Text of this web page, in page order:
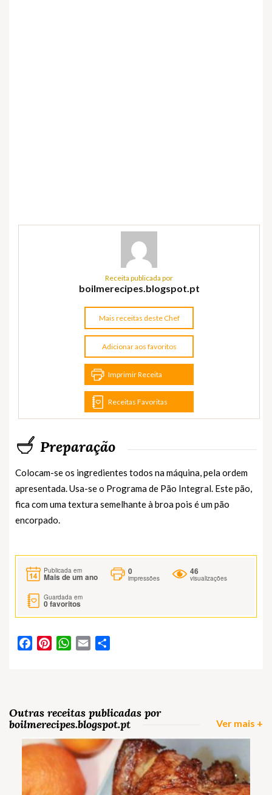
Receita publicada por
boilmerecipes.blogspot.pt
Mais receitas deste Chef
Adicionar aos favoritos
Imprimir Receita
Receitas Favoritas
Preparação
Colocam-se os ingredientes todos na máquina, pela ordem
apresentada. Usa-se o Programa de Pão Integral. Este pão,
fica com uma textura semelhante à broa pois é um pão
encorpado.
Publicada em
Mais de um ano
0
impressões
46
visualizações
Guardada em
0favoritos
FacebookPinterestWhatsApp
Email
Outras receitas publicadas por
boilmerecipes.blogspot.pt
Ver mais +